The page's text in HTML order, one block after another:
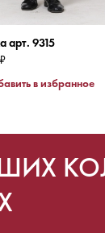
арт. 9315
в избранное